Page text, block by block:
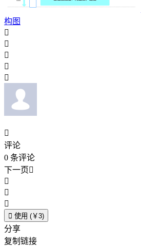
构图






评论
0 条评论
下一页



 使用 (￥3)
分享
复制链接